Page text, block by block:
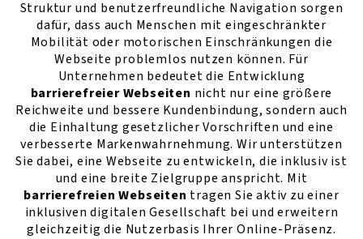
Struktur und benutzerfreundliche Navigation sorgen
dafür, dass auch Menschen mit eingeschränkter
Mobilität oder motorischen Einschränkungen die
Webseite problemlos nutzen können. Für
Unternehmen bedeutet die Entwicklung
barrierefreier Webseiten nicht nur eine größere
Reichweite und bessere Kundenbindung, sondern auch
die Einhaltung gesetzlicher Vorschriften und eine
verbesserte Markenwahrnehmung. Wir unterstützen
Sie dabei, eine Webseite zu entwickeln, die inklusiv ist
und eine breite Zielgruppe anspricht. Mit
barrierefreien Webseiten tragen Sie aktiv zu einer
inklusiven digitalen Gesellschaft bei und erweitern
gleichzeitig die Nutzerbasis Ihrer Online-Präsenz.